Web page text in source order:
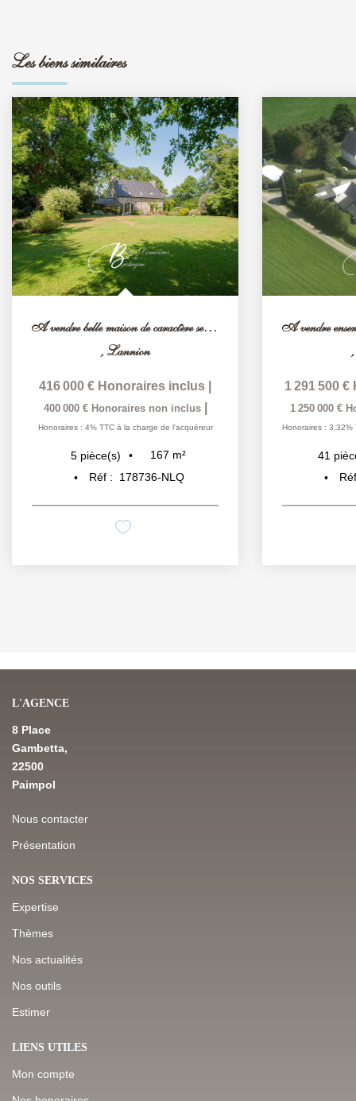
Les biens similaires
A vendre belle maison de caractère secteur Lannion Bretagne
, Lannion
416 000 € Honoraires inclus
400 000 € Honoraires non inclus
Honoraires : 4% TTC à la charge de l'acquéreur
5 pièce(s) 167 m²
Réf :
178736-NLQ
1 291 500 €
1 250 000 €
Honoraires : 3,32%
41
L'AGENCE
8 Place
Gambetta,
22500
Paimpol
Nous contacter
Présentation
NOS SERVICES
Expertise
Thèmes
Nos actualités
Nos outils
Estimer
LIENS UTILES
Mon compte